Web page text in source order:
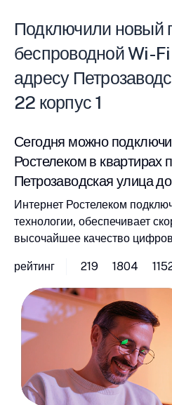
Подключили новый
беспроводной Wi-Fi
адресу
22 корпус 1
Сегодня можно
Ростелеком в квартирах
Петрозаводская улица
Интернет Ростелеком
технологии, обеспечивает
высочайшее качество
рейтинг 219 1804